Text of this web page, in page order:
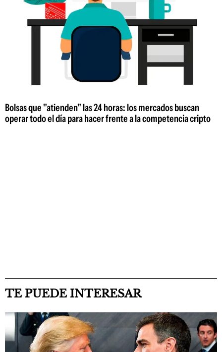
Bolsas que "atienden" las 24 horas: los mercados buscan
operar todo el día para hacer frente a la competencia cripto
TE PUEDE INTERESAR